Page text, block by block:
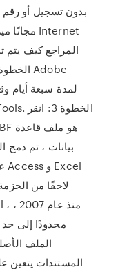
بيانات ، تم دمج
الملف
المستندات يتعين